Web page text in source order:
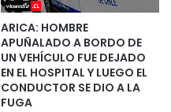
ARICA: HOMBRE
APUÑALADO A BORDO DE
UN VEHÍCULO FUE DEJADO
EN EL HOSPITAL Y LUEGO EL
CONDUCTOR SE DIO A LA
FUGA